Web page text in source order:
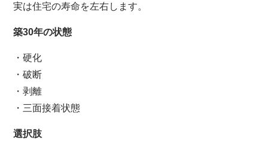
実は住宅の寿命を左右します。
築30年の状態
・硬化
・破断
・剥離
・三面接着状態
選択肢